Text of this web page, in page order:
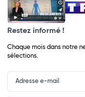
Restez informé !
Chaque mois dans notre
sélections.
Input
Newsletter